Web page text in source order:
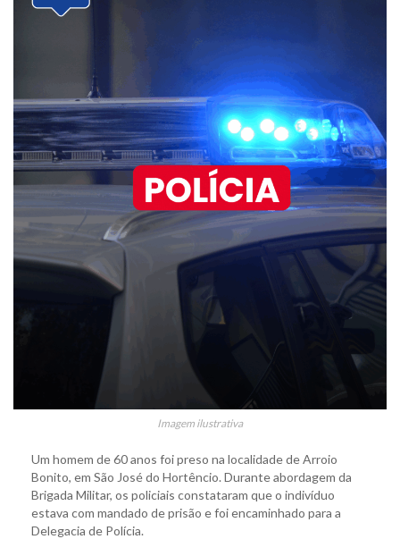
Imagem ilustrativa
Um homem de 60 anos foi preso na localidade de Arroio
Bonito, em São José do Hortêncio. Durante abordagem da
Brigada Militar, os policiais constataram que o indivíduo
estava com mandado de prisão e foi encaminhado para a
Delegacia de Polícia.